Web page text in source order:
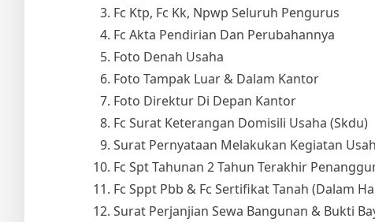
Fc Ktp, Fc Kk, Npwp Seluruh Pengurus
Fc Akta Pendirian Dan Perubahannya
Foto Denah Usaha
Foto Tampak Luar & Dalam Kantor
Foto Direktur Di Depan Kantor
Fc Surat Keterangan Domisili Usaha (Skdu)
Surat Pernyataan Melakukan Kegiatan
Fc Spt Tahunan 2 Tahun Terakhir
Fc Sppt Pbb & Fc Sertifikat Tanah (Dalam
Surat Perjanjian Sewa Bangunan & Bukti